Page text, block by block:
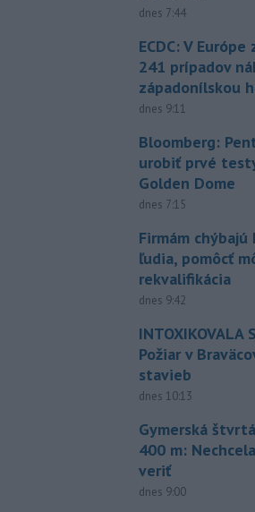
dnes 7:44
ECDC: V
241 prípadov
západonílskou
dnes 9:11
Bloomberg:
urobiť prvé
Golden Dome
dnes 7:15
Firmám
ľudia, pomôcť
rekvalifikácia
dnes 9:42
INTOXIKOVALA
Požiar v
stavieb
dnes 10:13
Gymerská
400 m:
veriť
dnes 9:00